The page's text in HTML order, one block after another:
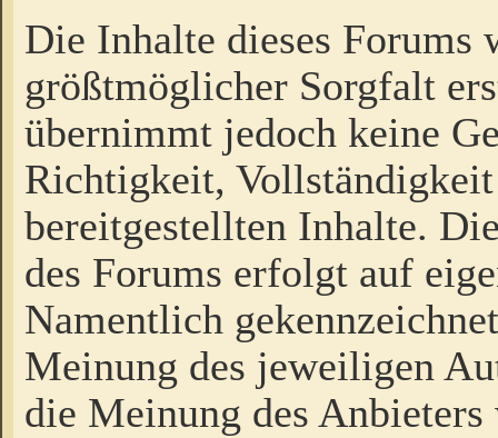
Die Inhalte dieses Forums
größtmöglicher Sorgfalt
übernimmt jedoch keine
Richtigkeit,
bereitgestellten Inhalte.
des Forums erfolgt auf
Namentlich
Meinung des jeweiligen
die Meinung des Anbieters